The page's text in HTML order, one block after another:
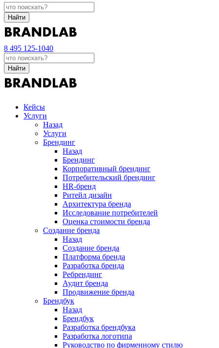
Найти
8 495 125-1040
Найти
Кейсы
Услуги
Назад
Услуги
Брендинг
Назад
Брендинг
Корпоративный брендинг
Потребительский брендинг
НR-бренд
Ритейл дизайн
Архитектура бренда
Исследование потребителей
Оценка стоимости бренда
Создание бренда
Назад
Создание бренда
Платформа бренда
Разработка бренда
Ребрендинг
Аудит бренда
Продвижение бренда
Брендбук
Назад
Брендбук
Разработка брендбука
Разработка логотипа
Руководство по фирменному стилю